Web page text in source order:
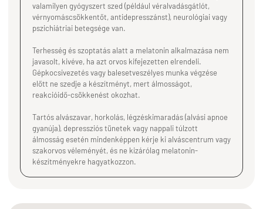
valamilyen gyógyszert szed (például véralvadásgátlót,
vérnyomáscsökkentőt, antidepresszánst), neurológiai vagy
pszichiátriai betegsége van.
Terhesség és szoptatás alatt a melatonin alkalmazása nem
javasolt, kivéve, ha azt orvos kifejezetten elrendeli.
Gépkocsivezetés vagy balesetveszélyes munka végzése
előtt ne szedje a készítményt, mert álmosságot,
reakcióidő-csökkenést okozhat.
Tartós alvászavar, horkolás, légzéskimaradás (alvási apnoe
gyanúja), depressziós tünetek vagy nappali túlzott
álmosság esetén mindenképpen kérje ki alváscentrum vagy
szakorvos véleményét, és ne kizárólag melatonin-
készítményekre hagyatkozzon.